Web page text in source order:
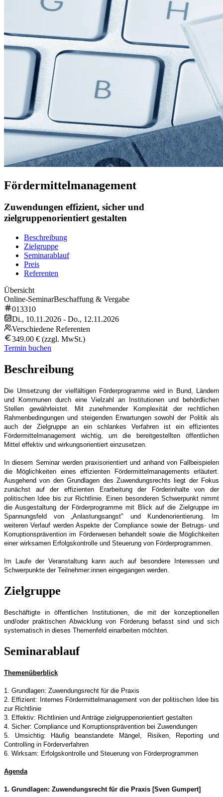
Fördermittelmanagement
Zuwendungen effizient, sicher und
zielgruppenorientiert gestalten
Beschreibung
Zielgruppe
Seminarablauf
Preis
Referenten
Übersicht
Online-SeminarBeschaffung & Vergabe
013310
Di., 10.11.2026 - Do., 12.11.2026
Verschiedene Referenten
349.00 € (zzgl. MwSt.)
Termin buchen
Beschreibung
Die Umsetzung der vielfältigen Förderprogramme wird in Bund, Ländern
und Kommunen durch eine Vielzahl an Institutionen und behördlichen
Stellen gewährleistet. Mit zunehmender Komplexität der rechtlichen
Rahmenbedingungen und steigenden Erwartungen sowohl der Politik als
auch der Zielgruppe an ein schlankes Verfahren ist ein effizientes
Fördermittelmanagement wichtig, um die bereitgestellten öffentlichen
Mittel effektiv und wirkungsorientiert einzusetzen.
In diesem Seminar werden praxisorientiert und anhand von Fallbeispielen
die Möglichkeiten eines effizienten Fördermittelmanagements erläutert.
Ausgehend von den Grundlagen des Zuwendungsrechts liegt der Fokus
zunächst auf der effizienten Erarbeitung der Förderinhalte von der
politischen Idee bis zur Richtlinie. Einen besonderen Schwerpunkt nimmt
die Ausgestaltung der Förderprogramme mit Blick auf die Zielgruppe im
Spannungsfeld von „Anlastungsangst" und Kundenorientierung. Im
weiteren Verlauf werden Aspekte der Compliance sowie der Betrugs- und
Korruptionsprävention im Förderwesen behandelt sowie die Möglichkeiten
einer wirksamen Erfolgskontrolle und Steuerung von Förderprogrammen.
Im Laufe der Veranstaltung kann auch auf besondere Interessen und
Schwerpunkte der Teilnehmer:innen eingegangen werden.
Zielgruppe
Beschäftigte in öffentlichen Institutionen, die mit der konzeptionellen
und/oder praktischen Abwicklung von Förderung befasst sind und sich
systematisch in dieses Themenfeld einarbeiten möchten.
Seminarablauf
Themenüberblick
1. Grundlagen: Zuwendungsrecht für die Praxis
2. Effizient: Internes Fördermittelmanagement von der politischen Idee bis
zur Richtlinie
3. Effektiv: Richtlinien und Anträge zielgruppenorientiert gestalten
4. Sicher: Compliance und Korruptionsprävention bei Zuwendungen
5. Umsichtig: Häufig beanstandete Mängel, Risiken, Reporting und
Controlling in Förderverfahren
6. Wirksam: Erfolgskontrolle und Steuerung von Förderprogrammen
Agenda
1. Grundlagen: Zuwendungsrecht für die Praxis [Sven Gumpert]